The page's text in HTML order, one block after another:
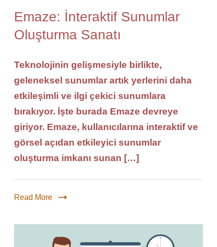
Emaze: İnteraktif Sunumlar
Oluşturma Sanatı
Teknolojinin gelişmesiyle birlikte,
geleneksel sunumlar artık yerlerini daha
etkileşimli ve ilgi çekici sunumlara
bırakıyor. İşte burada Emaze devreye
giriyor. Emaze, kullanıcılarına interaktif ve
görsel açıdan etkileyici sunumlar
oluşturma imkanı sunan […]
Read More